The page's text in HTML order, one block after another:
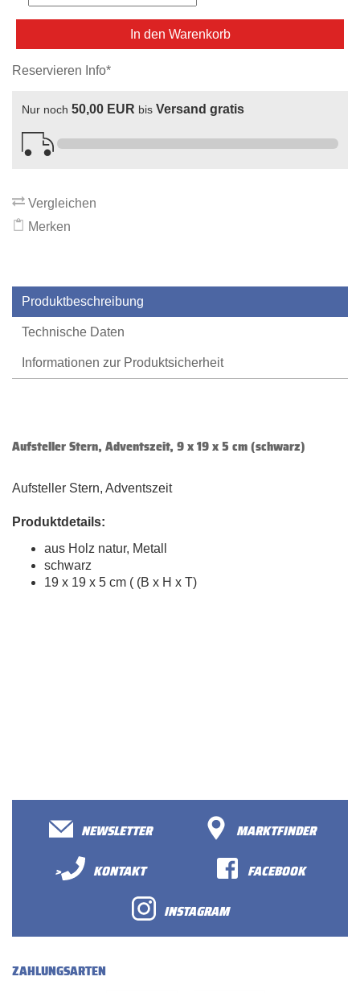
In den Warenkorb
Reservieren Info*
Nur noch 50,00 EUR bis Versand gratis
Vergleichen
Merken
Produktbeschreibung
Technische Daten
Informationen zur Produktsicherheit
Aufsteller Stern, Adventszeit, 9 x 19 x 5 cm (schwarz)
Aufsteller Stern, Adventszeit
Produktdetails:
aus Holz natur, Metall
schwarz
19 x 19 x 5 cm ( (B x H x T)
NEWSLETTER
MARKTFINDER
>
KONTAKT
FACEBOOK
INSTAGRAM
ZAHLUNGSARTEN